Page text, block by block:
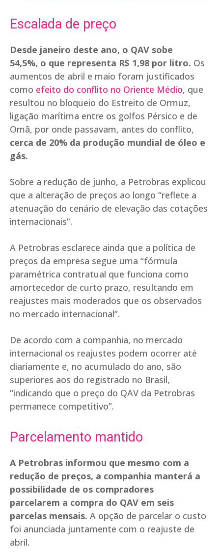
Escalada de preço
Desde janeiro deste ano, o QAV sobe
54,5%, o que representa R$ 1,98 por litro. Os
aumentos de abril e maio foram justificados
como efeito do conflito no Oriente Médio, que
resultou no bloqueio do Estreito de Ormuz,
ligação marítima entre os golfos Pérsico e de
Omã, por onde passavam, antes do conflito,
cerca de 20% da produção mundial de óleo e
gás.
Sobre a redução de junho, a Petrobras explicou
que a alteração de preços ao longo “reflete a
atenuação do cenário de elevação das cotações
internacionais”.
A Petrobras esclarece ainda que a política de
preços da empresa segue uma “fórmula
paramétrica contratual que funciona como
amortecedor de curto prazo, resultando em
reajustes mais moderados que os observados
no mercado internacional”.
De acordo com a companhia, no mercado
internacional os reajustes podem ocorrer até
diariamente e, no acumulado do ano, são
superiores aos do registrado no Brasil,
“indicando que o preço do QAV da Petrobras
permanece competitivo”.
Parcelamento mantido
A Petrobras informou que mesmo com a
redução de preços, a companhia manterá a
possibilidade de os compradores
parcelarem a compra do QAV em seis
parcelas mensais. A opção de parcelar o custo
foi anunciada juntamente com o reajuste de
abril.